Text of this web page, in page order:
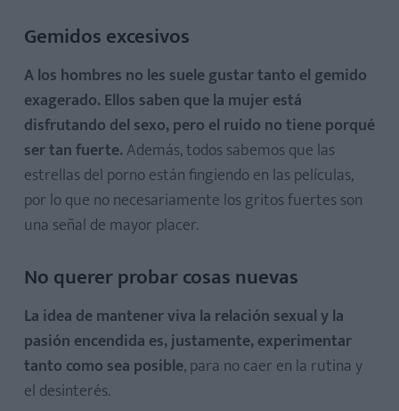
Gemidos excesivos
A los hombres no les suele gustar tanto el gemido
exagerado. Ellos saben que la mujer está
disfrutando del sexo, pero el ruido no tiene porqué
ser tan fuerte.Además, todos sabemos que las
estrellas del porno están fingiendo en las películas,
por lo que no necesariamente los gritos fuertes son
una señal de mayor placer.
No querer probar cosas nuevas
La idea de mantener viva la relación sexual y la
pasión encendida es, justamente, experimentar
tanto como sea posible, para no caer en la rutina y
el desinterés.